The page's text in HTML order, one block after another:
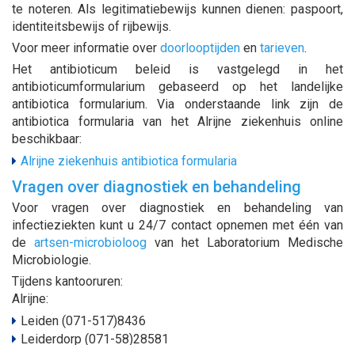
te noteren. Als legitimatiebewijs kunnen dienen: paspoort,
identiteitsbewijs of rijbewijs.
Voor meer informatie over doorlooptijden en tarieven.
Het antibioticum beleid is vastgelegd in het
antibioticumformularium gebaseerd op het landelijke
antibiotica formularium. Via onderstaande link zijn de
antibiotica formularia van het Alrijne ziekenhuis online
beschikbaar:
Alrijne ziekenhuis antibiotica formularia
Vragen over diagnostiek en behandeling
Voor vragen over diagnostiek en behandeling van
infectieziekten kunt u 24/7 contact opnemen met één van
de artsen-microbioloog van het Laboratorium Medische
Microbiologie.
Tijdens kantooruren:
Alrijne:
Leiden (071-517)8436
Leiderdorp (071-58)28581